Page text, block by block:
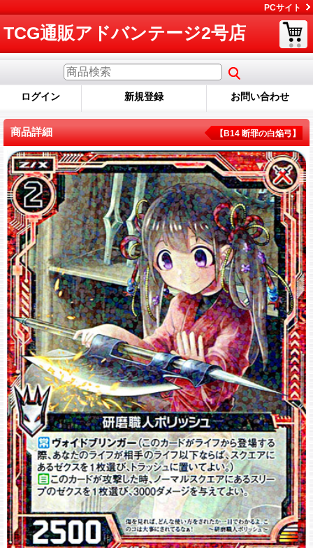
PCサイト
TCG通販アドバンテージ2号店
ログイン 新規登録 お問い合わせ
商品詳細 【B14 断罪の白焔弓】